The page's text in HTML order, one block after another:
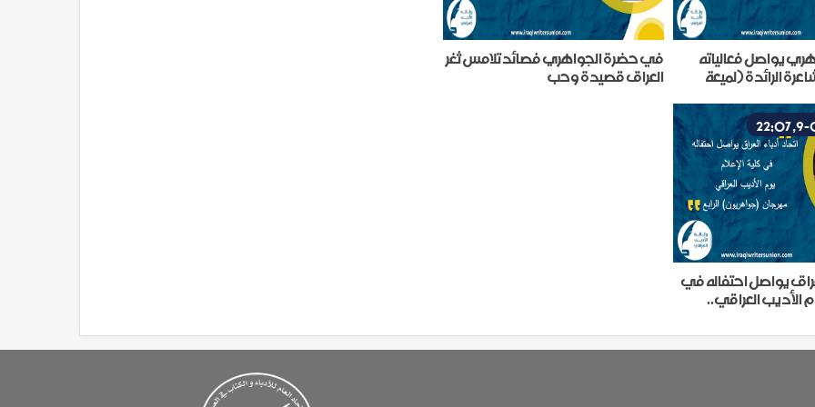
يواصل فعالياته
الرائدة (لميعة
في حضرة الجواهري فصائد تلامس ثغر
العراق قصيدة وحب
يواصل احتفاله في
الأديب العراقي..